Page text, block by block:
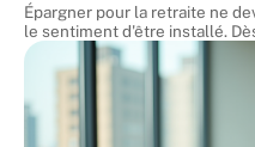
Épargner pour la retraite ne
le sentiment d'être installé.